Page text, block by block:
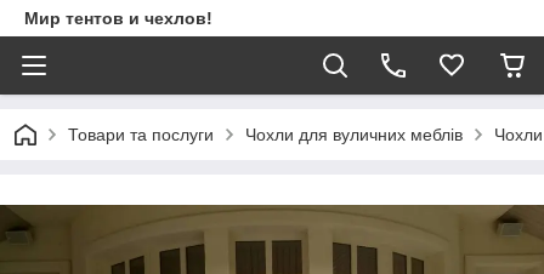
Мир тентов и чехлов!
Товари та послуги Чохли для вуличних меблів